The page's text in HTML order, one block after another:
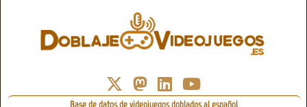
Base de datos de videojuegos doblados al español